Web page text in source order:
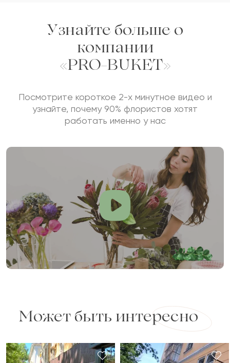
Узнайте больше о
компании
«PRO-BUKET»
Посмотрите короткое 2-х минутное видео и
узнайте, почему 90% флористов хотят
работать именно у нас
Может быть интересно